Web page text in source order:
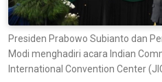
Presiden Prabowo Subianto dan
Modi menghadiri acara Indian
International Convention Center